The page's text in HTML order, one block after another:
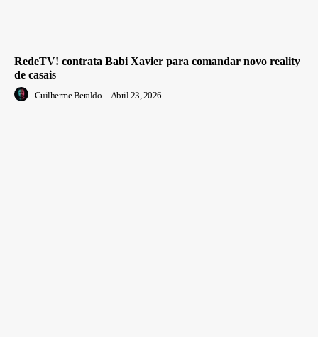
RedeTV! contrata Babi Xavier para comandar novo reality
de casais
Guilherme Beraldo - Abril 23, 2026